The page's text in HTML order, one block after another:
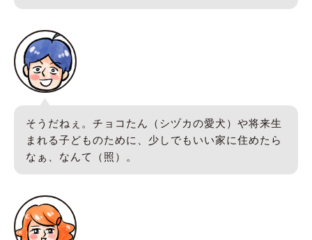
そうだねぇ。チョコたん（シヅカの愛犬）や将来生
まれる子どものために、少しでもいい家に住めたら
なぁ、なんて（照）。